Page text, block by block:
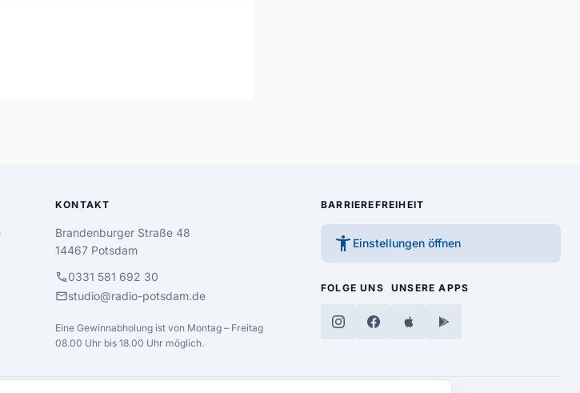
KONTAKT
Brandenburger Straße 48
14467 Potsdam
call0331 581 692 30
mailstudio@radio-potsdam.de
Eine Gewinnabholung ist von Montag – Freitag
08.00 Uhr bis 18.00 Uhr möglich.
BARRIEREFREIHEIT
accessibility_new Einstellungen öffnen
FOLGE UNS UNSERE APPS